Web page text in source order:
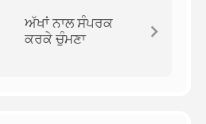
ਅੱਖਾਂ ਨਾਲ ਸੰਪਰਕ
ਕਰਕੇ ਚੁੰਮਣਾ